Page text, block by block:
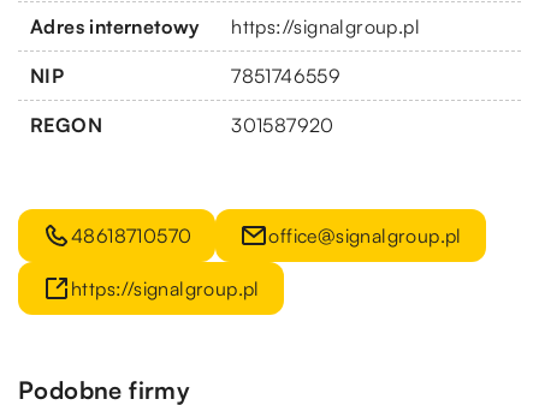
Adres internetowy https://signalgroup.pl
NIP 7851746559
REGON 301587920
48618710570 office@signalgroup.pl
https://signalgroup.pl
Podobne firmy